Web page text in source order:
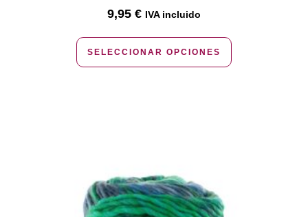
9,95 € IVA incluido
SELECCIONAR OPCIONES